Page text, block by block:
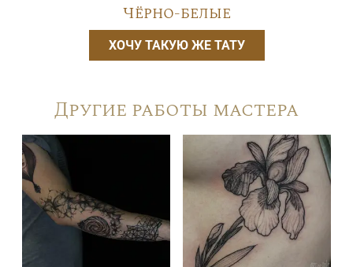
Чёрно-белые
ХОЧУ ТАКУЮ ЖЕ ТАТУ
Другие работы мастера